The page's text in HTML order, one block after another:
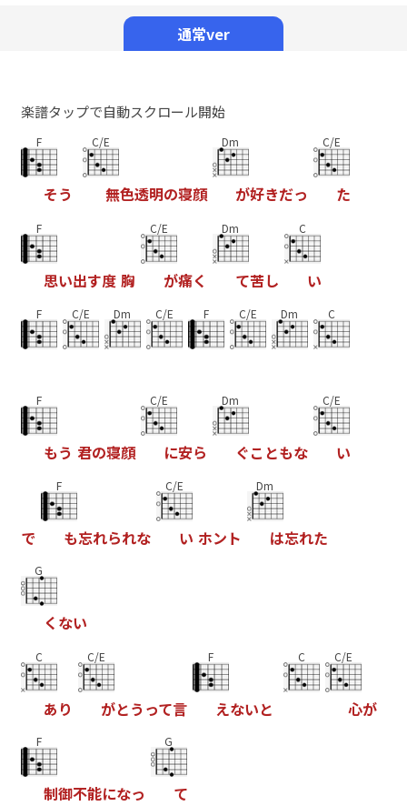
通常ver
楽譜タップで自動スクロール開始
F
そう
C/E
無色透明の寝顔
Dm
が好きだっ
C/E
た
F
思い出す度 胸
C/E
が痛く
Dm
て苦し
C
い
F C/E Dm C/E F C/E Dm C
F
もう 君の寝顔
C/E
に安ら
Dm
ぐこ ともな
C/E
い
で
F
も忘れられな
C/E
い ホン ト
Dm
は忘れた
G
く ない
C
あ り
C/E
がとう って言
F
えないと
C C/E
心が
F
制御不能になっ
G
て